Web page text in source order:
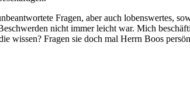
Fragen, aber auch lobenswertes,
nicht immer leicht war. Mich
Fragen sie doch mal Herrn Boos